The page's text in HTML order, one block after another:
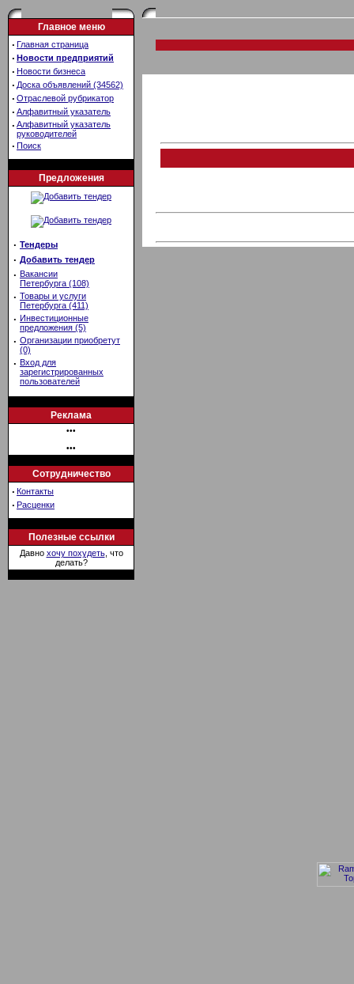
Главное меню
· Главная страница
· Новости предприятий
· Новости бизнеса
· Доска объявлений (34562)
· Отраслевой рубрикатор
· Алфавитный указатель
· Алфавитный указатель
руководителей
· Поиск
Предложения
· Тендеры
· Добавить тендер
· Вакансии
Петербурга (108)
· Товары и услуги
Петербурга (411)
· Инвестиционные
предложения (5)
· Организации приобретут
(0)
· Вход для
зарегистрированных
пользователей
Реклама
•••
•••
Сотрудничество
· Контакты
· Расценки
Полезные ссылки
Давно хочу похудеть, что
делать?